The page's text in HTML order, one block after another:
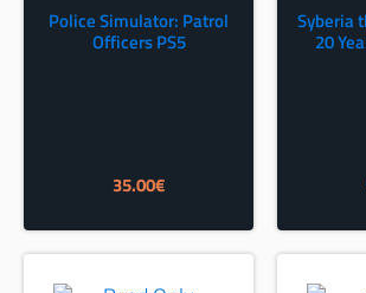
Police Simulator: Patrol
Officers PS5
35.00€
Syberia
20